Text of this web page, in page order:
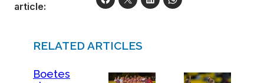
article:
RELATED ARTICLES
Boetes